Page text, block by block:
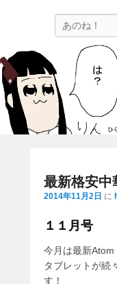
ひらちょ
ほたがページ上部
最新格安中
2014年11月2日 に
１１月号
今月は最新
タブレットが続
す！